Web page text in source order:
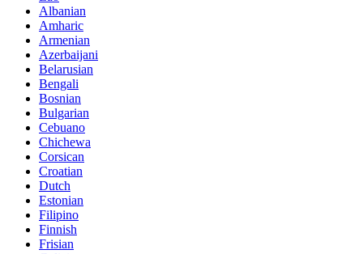
Albanian
Amharic
Armenian
Azerbaijani
Belarusian
Bengali
Bosnian
Bulgarian
Cebuano
Chichewa
Corsican
Croatian
Dutch
Estonian
Filipino
Finnish
Frisian